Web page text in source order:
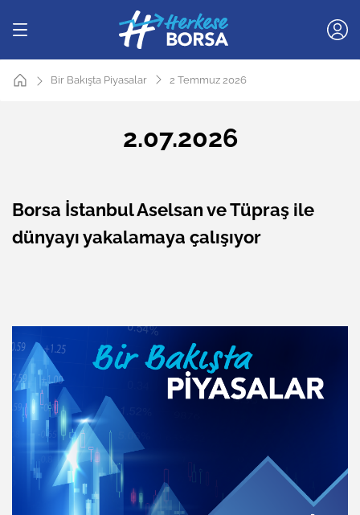
Bir Bakışta Piyasalar 2 Temmuz 2026
2.07.2026
Borsa İstanbul Aselsan ve Tüpraş ile
dünyayı yakalamaya çalışıyor